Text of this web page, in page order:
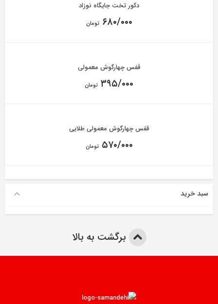
دکور تخت جایگاه نوزاد
۶۸۰/۰۰۰ تومان
قفس چهارگوش معمولی
۳۹۵/۰۰۰ تومان
قفس چهارگوش معمولی طلایی
۵۷۰/۰۰۰ تومان
سبد خرید
برگشت به بالا